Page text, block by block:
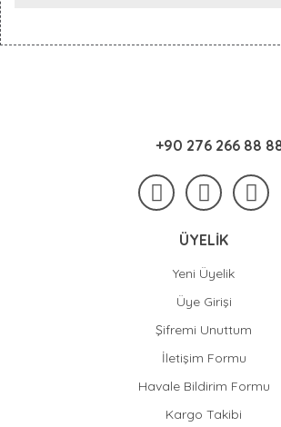
+90 276 266 88
ÜYELİK
Yeni Üyelik
Üye Girişi
Şifremi Unuttum
İletişim Formu
Havale Bildirim Formu
Kargo Takibi